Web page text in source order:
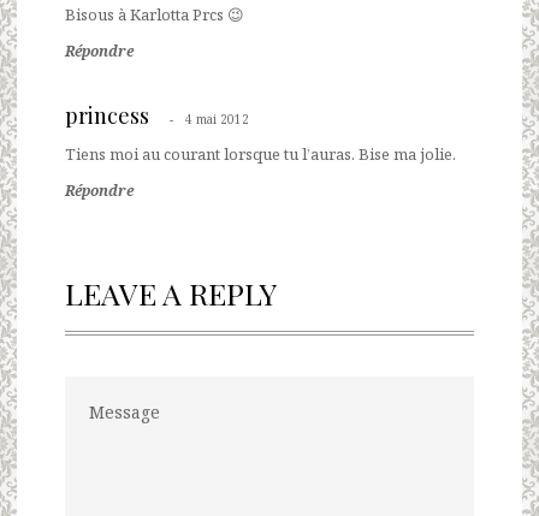
Bisous à Karlotta Prcs 😉
Répondre
princess 4 mai 2012
Tiens moi au courant lorsque tu l’auras. Bise ma jolie.
Répondre
LEAVE A REPLY